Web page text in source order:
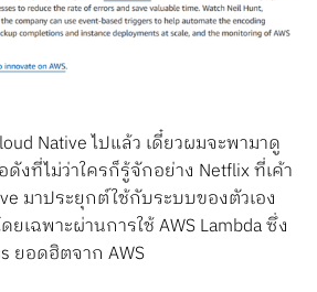
Native ไปแล้ว เดี๋ยวผมจะพามาดู
ดังที่ไม่ว่าใครก็รู้จักอย่าง Netflix ที่เค้า
มาประยุกต์ใช้กับระบบของตัวเอง
เฉพาะผ่านการใช้ AWS Lambda ซึ่ง
ยอดฮิตจาก AWS